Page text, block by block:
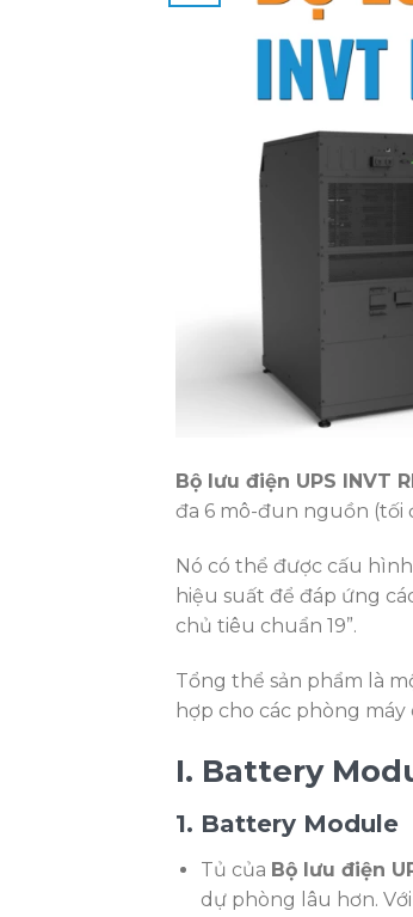
Bộ lưu điện UPS INVT
đa 6 mô-đun nguồn (tối
Nó có thể được cấu
hiệu suất để đáp ứng
chủ tiêu chuẩn 19”.
Tổng thể sản phẩm là
hợp cho các phòng máy
I. Battery
1. Battery Module
Tủ của Bộ lưu điện
dự phòng lâu hơn.